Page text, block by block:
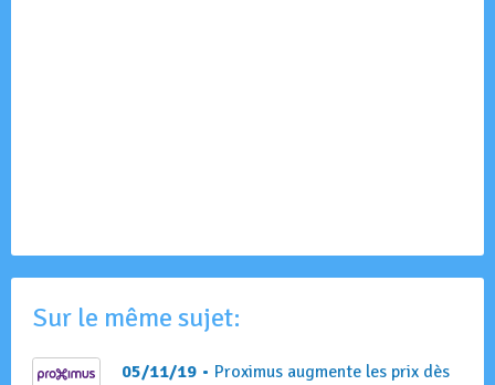
Sur le même sujet:
05/11/19 • Proximus augmente les prix dès